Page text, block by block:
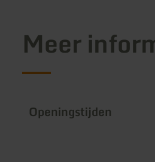
Meer
Openingstijden